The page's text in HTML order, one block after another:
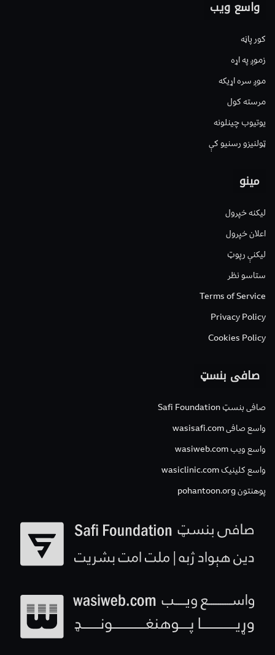
واسع ویب
کور پاڼه
زموږ په اړه
موږ سره اړیکه
مرسته کول
یوتیوب چینلونه
ټولنیزو رسنیو کې
مینو
لیکنه خپرول
اعلان خپرول
لیکنې رپوټ
ستاسو نظر
Terms of Service
Privacy Policy
Cookies Policy
صافی بنسټ
صافی بنسټ Safi Foundation
واسع صافی wasisafi.com
واسع ویب wasiweb.com
واسع کلینیک wasiclinic.com
پوهنتون pohantoon.org